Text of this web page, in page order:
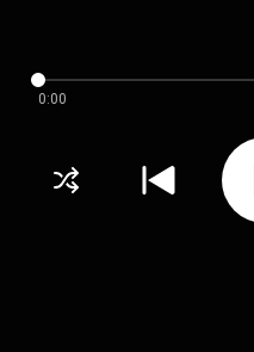
0:00